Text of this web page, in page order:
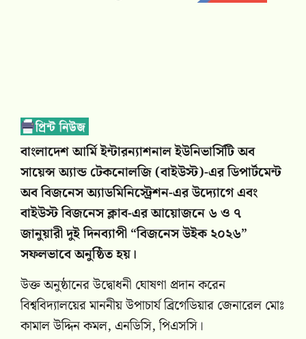
বাংলাদেশ আর্মি ইন্টারন্যাশনাল ইউনিভার্সিটি অব
সায়েন্স অ্যান্ড টেকনোলজি (বাইউস্ট)-এর ডিপার্টমেন্ট
অব বিজনেস অ্যাডমিনিস্ট্রেশন-এর উদ্যোগে এবং
বাইউস্ট বিজনেস ক্লাব-এর আয়োজনে ৬ ও ৭
জানুয়ারী দুই দিনব্যাপী “বিজনেস উইক ২০২৬”
সফলভাবে অনুষ্ঠিত হয়।
উক্ত অনুষ্ঠানের উদ্বোধনী ঘোষণা প্রদান করেন
বিশ্ববিদ্যালয়ের মাননীয় উপাচার্য ব্রিগেডিয়ার জেনারেল মোঃ
কামাল উদ্দিন কমল, এনডিসি, পিএসসি।